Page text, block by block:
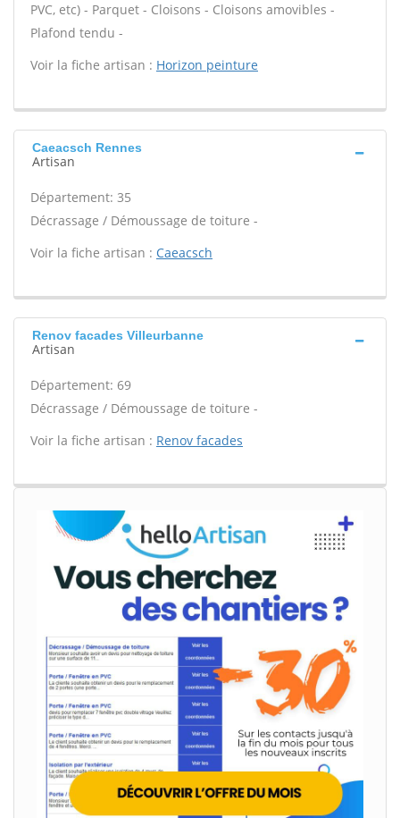
PVC, etc) - Parquet - Cloisons - Cloisons amovibles -
Plafond tendu -
Voir la fiche artisan : Horizon peinture
Caeacsch Rennes
Artisan
Département: 35
Décrassage / Démoussage de toiture -
Voir la fiche artisan : Caeacsch
Renov facades Villeurbanne
Artisan
Département: 69
Décrassage / Démoussage de toiture -
Voir la fiche artisan : Renov facades